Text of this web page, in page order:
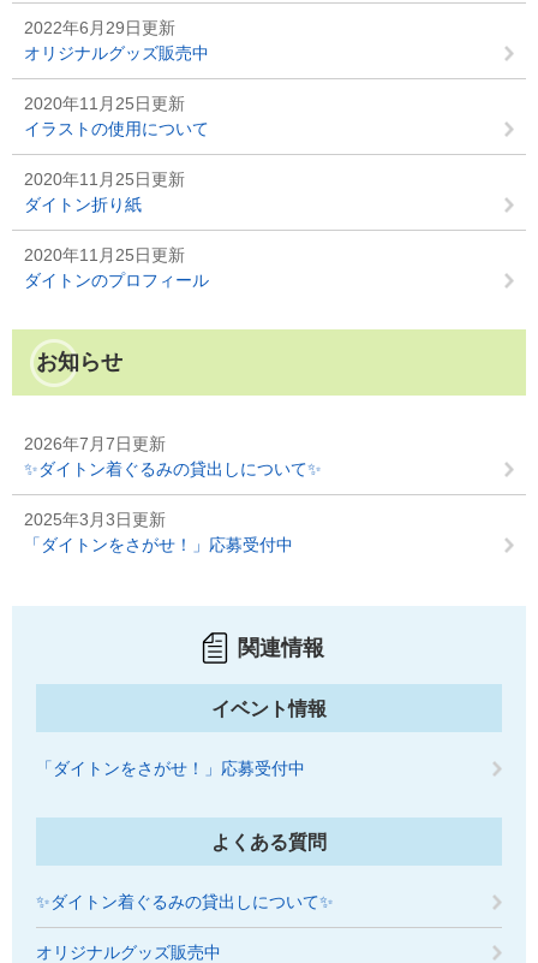
2022年6月29日更新
オリジナルグッズ販売中
2020年11月25日更新
イラストの使用について
2020年11月25日更新
ダイトン折り紙
2020年11月25日更新
ダイトンのプロフィール
お知らせ
2026年7月7日更新
✨ダイトン着ぐるみの貸出しについて✨
2025年3月3日更新
「ダイトンをさがせ！」応募受付中
関連情報
イベント情報
「ダイトンをさがせ！」応募受付中
よくある質問
✨ダイトン着ぐるみの貸出しについて✨
オリジナルグッズ販売中